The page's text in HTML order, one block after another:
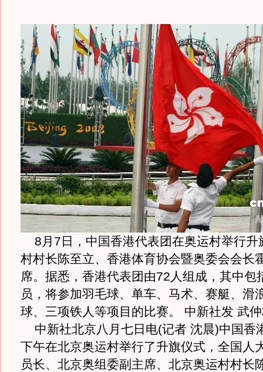
8月7日，中国香港代表团在奥运村举行升
村村长陈至立、香港体育协会暨奥委会会长
席。据悉，香港代表团由72人组成，其中包
员，将参加羽毛球、单车、马术、赛艇、滑
球、三项铁人等项目的比赛。 中新社发 武
中新社北京八月七日电(记者 沈晨)中国香
下午在北京奥运村举行了升旗仪式，全国人
员长、北京奥组委副主席、北京奥运村村长